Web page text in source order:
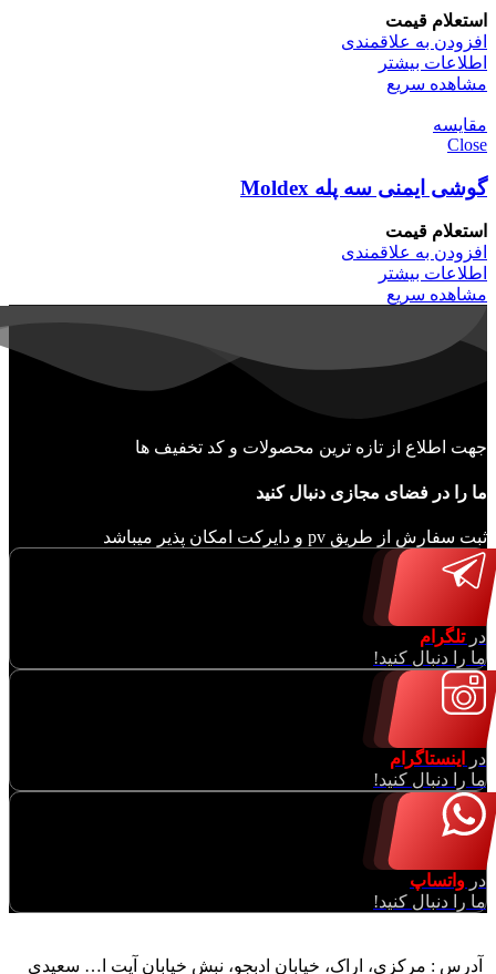
استعلام قیمت
افزودن به علاقمندی
اطلاعات بیشتر
مشاهده سریع
مقایسه
Close
گوشی ایمنی سه پله Moldex
استعلام قیمت
افزودن به علاقمندی
اطلاعات بیشتر
مشاهده سریع
جهت اطلاع از تازه ترین محصولات و کد تخفیف ها
ما را در فضای مجازی دنبال کنید
ثبت سفارش از طریق pv و دایرکت امکان پذیر میباشد
درتلگرام
ما را دنبال کنید!
در
اینستاگرام
ما را دنبال کنید!
در واتساپ
ما را دنبال کنید!
آدرس : مرکزی، اراک، خیابان ادبجو، نبش خیابان آیت ا… سعیدی